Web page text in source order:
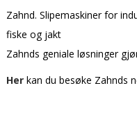
Zahnd. Slipemaskiner for
fiske og jakt
Zahnds geniale løsninger
Her kan du besøke Zahnds